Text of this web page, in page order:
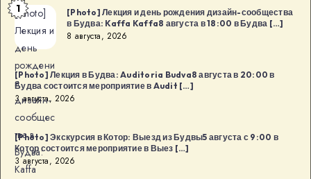
[Photo]
Лекция и
день
рождени
я
дизайн-
сообщес
тва в
Будва:
Kaffa
1
[Photo] Лекция и день рождения дизайн-сообщества
в Будва: Kaffa Kaffa8 августа в 18:00 в Будва […]
8 августа, 2026
[Photo] Лекция в Будва: Auditoria Budva8 августа в 20:00 в
Будва состоится мероприятие в Audit […]
3 августа, 2026
[Photo] Экскурсия в Котор: Выезд из Будвы5 августа с 9:00 в
Котор состоится мероприятие в Выез […]
3 августа, 2026